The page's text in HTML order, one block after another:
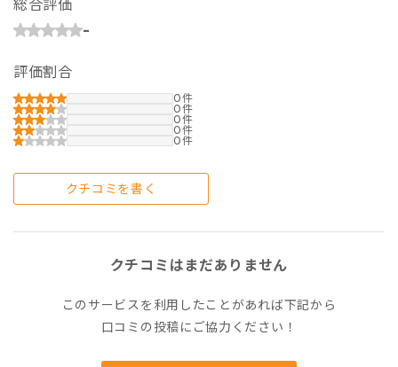
総合評価
-
評価割合
0
0
0
0
0
クチコミを書く
クチコミはまだありません
このサービスを利用したことがあれば下記から
口コミの投稿にご協力ください！